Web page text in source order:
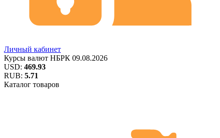
Личный кабинет
Курсы валют НБРК 09.08.2026
USD: 469.93
RUB: 5.71
Каталог товаров